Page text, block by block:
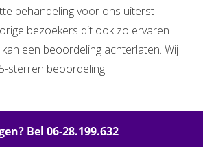
behandeling voor ons uiterst
bezoekers dit ook zo ervaren
een beoordeling achterlaten. Wij
sterren beoordeling.
Bel 06-28.199.632